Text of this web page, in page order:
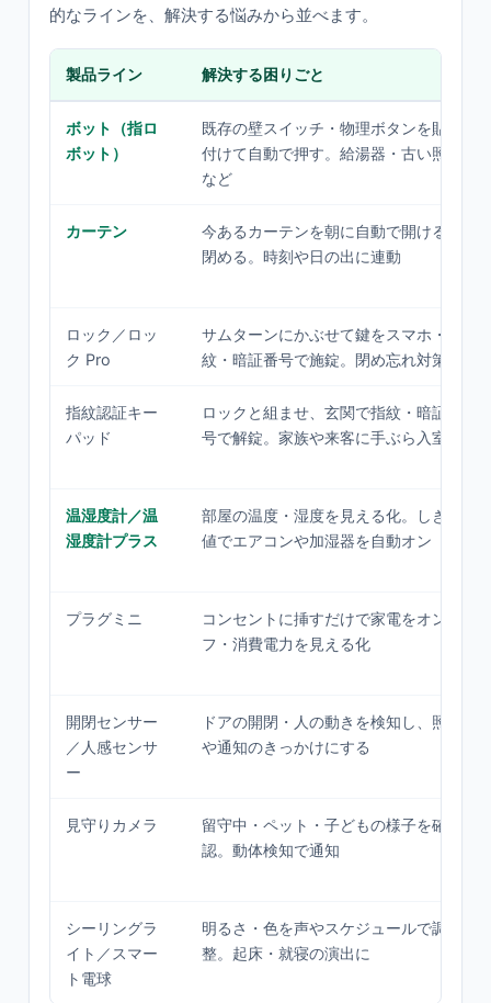
的なラインを、解決する悩みから並べます。
製品ライン 解決する困りごと
ボット（指ロ
ボット）
既存の壁スイッチ・物理ボタンを貼り
付けて自動で押す。給湯器・古い照明
など
カーテン
今あるカーテンを朝に自動で開ける・
閉める。時刻や日の出に連動
ロック／ロッ
ク Pro
サムターンにかぶせて鍵をスマホ・指
紋・暗証番号で施錠。閉め忘れ対策
指紋認証キー
パッド
ロックと組ませ、玄関で指紋・暗証番
号で解錠。家族や来客に手ぶら入室
温湿度計／温
湿度計プラス
部屋の温度・湿度を見える化。しきい
値でエアコンや加湿器を自動オン
プラグミニ
コンセントに挿すだけで家電をオンオ
フ・消費電力を見える化
開閉センサー
／人感センサ
ー
ドアの開閉・人の動きを検知し、照明
や通知のきっかけにする
見守りカメラ
留守中・ペット・子どもの様子を確
認。動体検知で通知
シーリングラ
イト／スマー
ト電球
明るさ・色を声やスケジュールで調
整。起床・就寝の演出に